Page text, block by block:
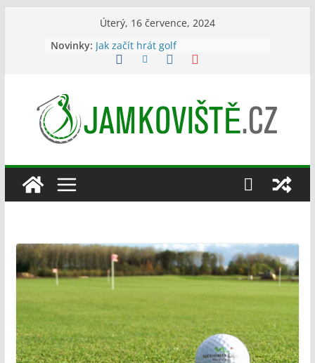
Úterý, 16 července, 2024
Novinky:
Jak se obléct na golf
Jak začít hrát golf
Jak dlouho se hraje golf?
Co je v golfu grain on green („grejn
on grýn/grín“)